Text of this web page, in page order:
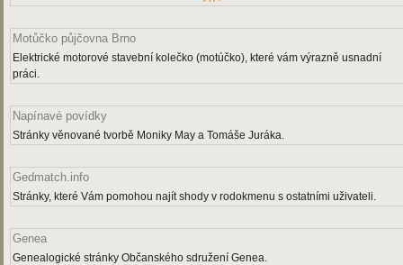
Motůčko půjčovna Brno
Elektrické motorové stavební kolečko (motúčko), které vám výrazně usnadní
práci.
Napínavé povídky
Stránky věnované tvorbě Moniky May a Tomáše Juráka.
Gedmatch.info
Stránky, které Vám pomohou najít shody v rodokmenu s ostatními uživateli.
Genea
Genealogické stránky Občanského sdružení Genea.